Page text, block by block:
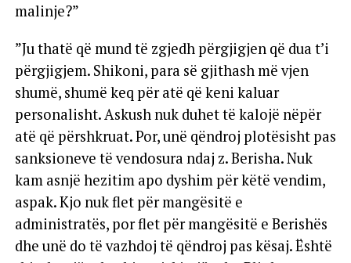
malinje?”
”Ju thatë që mund të zgjedh përgjigjen që dua t’i
përgjigjem. Shikoni, para së gjithash më vjen
shumë, shumë keq për atë që keni kaluar
personalisht. Askush nuk duhet të kalojë nëpër
atë që përshkruat. Por, unë qëndroj plotësisht pas
sanksioneve të vendosura ndaj z. Berisha. Nuk
kam asnjë hezitim apo dyshim për këtë vendim,
aspak. Kjo nuk flet për mangësitë e
administratës, por flet për mangësitë e Berishës
dhe unë do të vazhdoj të qëndroj pas kësaj. Është